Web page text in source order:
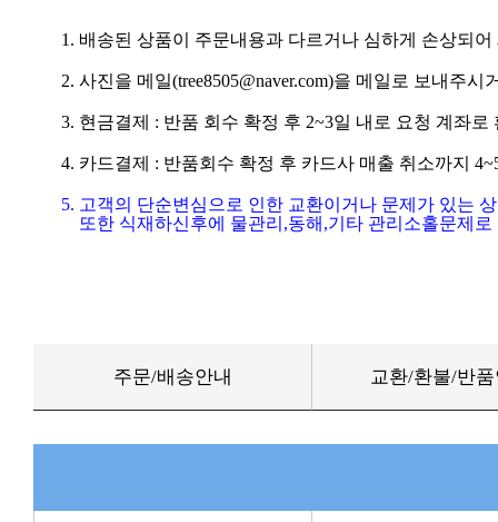
1. 배송된 상품이 주문내용과 다르거나 심하게 손상되
2. 사진을 메일(tree8505@naver.com)을 메일로 보내주시
3. 현금결제 : 반품 회수 확정 후 2~3일 내로 요청 계좌로
4. 카드결제 : 반품회수 확정 후 카드사 매출 취소까지
5. 고객의 단순변심으로 인한 교환이거나 문제가 있는
또한 식재하신후에 물관리,동해,기타 관리소홀문제로
주문/배송안내 교환/환불/반